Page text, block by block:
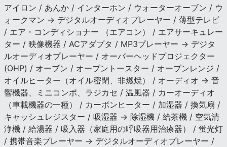
アイロン / あんか / インターホン / ウォーターオーブン / ウ
ォークマン → デジタルオーディオプレーヤー / 薄型テレビ
/ エア・コンディショナー （エアコン） / エアサーキュレー
ター / 映像機器 / ACアダプタ / MP3プレーヤー → デジタ
ルオーディオプレーヤー / オーバーヘッドプロジェクター
(OHP) / オーブン / オーブントースター / オーブンレンジ /
オイルヒーター（オイル密閉、非燃焼） / オーディオ → 音
響機器、ミニコンポ、ラジカセ / 温風器 / カーオーディオ
（車載機器の一種） / カーボンヒーター / 加湿器 / 換気扇 /
キャッシュレジスター / 吸湿器 → 除湿機 / 給茶機 / 空気清
浄機 / 給湯器 / 吸入器（家庭用の呼吸器用治療器） / 蛍光灯
/ 携帯音楽プレーヤー → デジタルオーディオプレーヤー /